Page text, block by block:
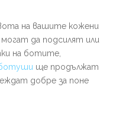
на вашите кожени
да подсилят или
на ботите,
ще продължат
добре за поне